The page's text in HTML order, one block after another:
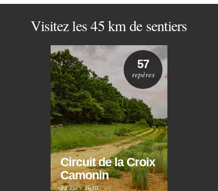
Visitez les 45 km de sentiers
Circuit de la Croix
Camonin
14 km·4h30
57
repères